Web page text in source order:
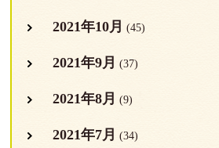
2021年10月 (45)
2021年9月 (37)
2021年8月 (9)
2021年7月 (34)